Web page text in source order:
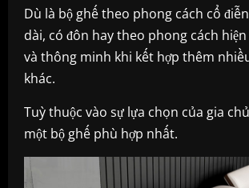
Dù là bộ ghế theo phong cách cổ
dài, có đôn hay theo phong cách
và thông minh khi kết hợp thêm
khác.
Tuỳ thuộc vào sự lựa chọn của gia
một bộ ghế phù hợp nhất.